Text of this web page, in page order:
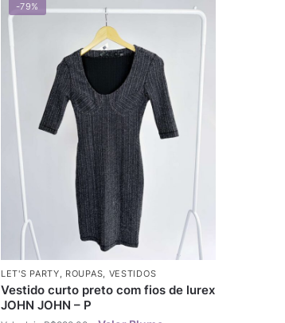
-79%
LET'S PARTY ROUPAS VESTIDOS
Vestido curto preto com fios de lurex
JOHN JOHN – P